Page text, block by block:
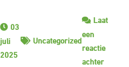
03
juli
2025
Uncategorized
Laat
een
reactie
achterop